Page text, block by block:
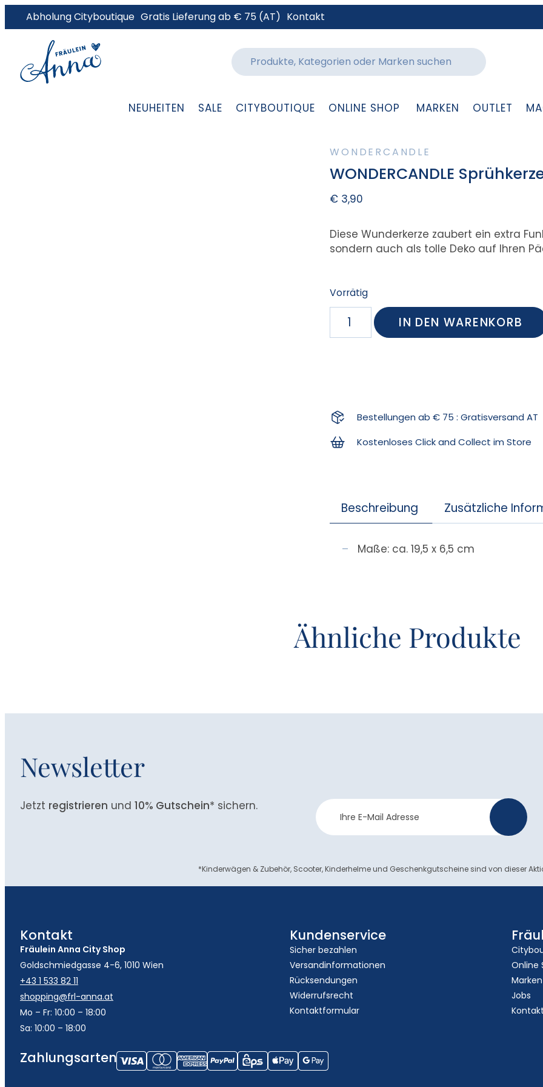
Abholung Cityboutique Gratis Lieferung ab € 75 (AT) Kontakt
NEUHEITEN SALE CITYBOUTIQUE ONLINE SHOP MARKEN OUTLET
WONDERCANDLE
WONDERCANDLE
€ 3,90
Diese Wunderkerze zaubert ein extra
sondern auch als tolle Deko auf Ihren
Vorrätig
IN DEN WARENKORB
Bestellungen ab € 75 : Gratisversand AT
Kostenloses Click and Collect im Store
Beschreibung Zusätzliche
Maße: ca. 19,5 x 6,5 cm
Ähnliche Produkte
Newsletter
Jetzt registrieren und 10% Gutschein* sichern.
Newsletter
Anmeldung
*Kinderwägen & Zubehör, Scooter, Kinderhelme und Geschenkgutscheine sind von dieser
Kontakt
Fräulein Anna City Shop
Goldschmiedgasse 4-6, 1010 Wien
+43 1 533 82 11
shopping@frl-anna.at
Mo – Fr: 10:00 – 18:00
Sa: 10:00 – 18:00
Kundenservice
Sicher bezahlen
Versandinformationen
Rücksendungen
Widerrufsrecht
Kontaktformular
Online
Marken
Jobs
Kontakt
Zahlungsarten